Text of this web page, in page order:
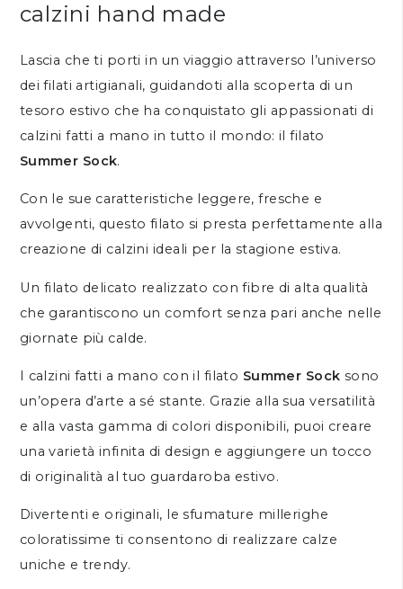
calzini hand made
Lascia che ti porti in un viaggio attraverso l’universo
dei filati artigianali, guidandoti alla scoperta di un
tesoro estivo che ha conquistato gli appassionati di
calzini fatti a mano in tutto il mondo: il filato
Summer Sock.
Con le sue caratteristiche leggere, fresche e
avvolgenti, questo filato si presta perfettamente alla
creazione di calzini ideali per la stagione estiva.
Un filato delicato realizzato con fibre di alta qualità
che garantiscono un comfort senza pari anche nelle
giornate più calde.
I calzini fatti a mano con il filato Summer Sock sono
un’opera d’arte a sé stante. Grazie alla sua versatilità
e alla vasta gamma di colori disponibili, puoi creare
una varietà infinita di design e aggiungere un tocco
di originalità al tuo guardaroba estivo.
Divertenti e originali, le sfumature millerighe
coloratissime ti consentono di realizzare calze
uniche e trendy.